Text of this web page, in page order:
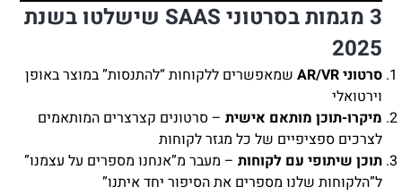
3 מגמות בסרטוני SAAS שישלטו בשנת
2025
סרטוני AR/VR
שמאפשרים ללקוחות “להתנסות” במוצר באופן
וירטואלי
מיקרו-תוכן מותאם אישית – סרטונים קצרצרים המותאמים
לצרכים ספציפיים של כל מגזר לקוחות
תוכן שיתופי עם לקוחות – מעבר מ”אנחנו מספרים על עצמנו”
ל”הלקוחות שלנו מספרים את הסיפור יחד איתנו”